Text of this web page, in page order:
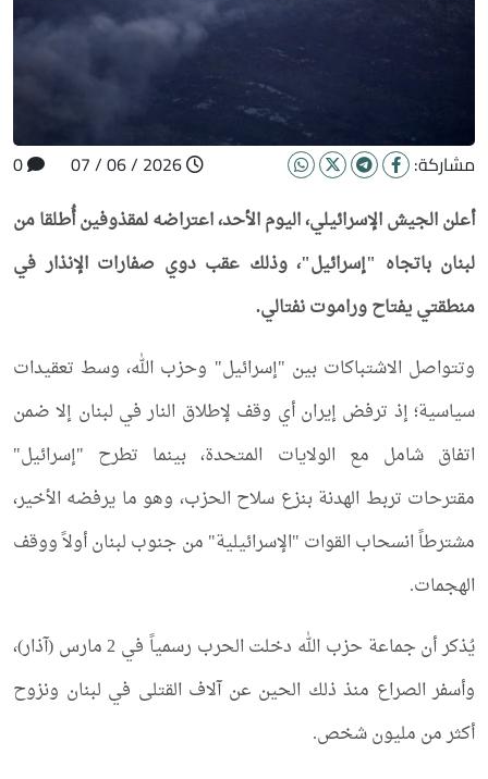
مشاركة:
أعلن الجيش الإسرائيلي، اليوم الأحد، اعتراضه لمقذوفين أُطلقا من
لبنان باتجاه "إسرائيل"، وذلك عقب دوي صفارات الإنذار في
منطقتي يفتاح وراموت نفتالي.
وتتواصل الاشتباكات بين "إسرائيل" وحزب الله، وسط تعقيدات
سياسية؛ إذ ترفض إيران أي وقف لإطلاق النار في لبنان إلا ضمن
اتفاق شامل مع الولايات المتحدة، بينما تطرح "إسرائيل"
مقترحات تربط الهدنة بنزع سلاح الحزب، وهو ما يرفضه الأخير،
مشترطاً انسحاب القوات "الإسرائيلية" من جنوب لبنان أولاً ووقف
الهجمات.
يُذكر أن جماعة حزب الله دخلت الحرب رسمياً في 2 مارس (آذار)،
وأسفر الصراع منذ ذلك الحين عن آلاف القتلى في لبنان ونزوح
أكثر من مليون شخص.